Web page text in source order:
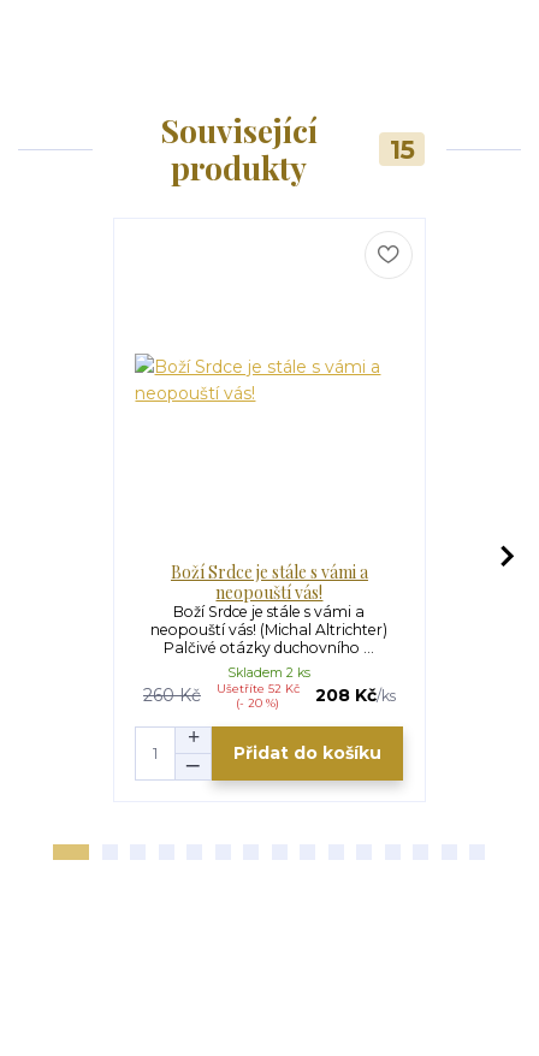
Související
produkty
15
Boží Srdce je stále s vámi a
neopouští vás!
Boží Srdce je stále s vámi a
neopouští vás! (Michal Altrichter)
Palčivé otázky duchovního ...
260 Kč
Ušetříte 52 Kč
(- 20 %)
208 Kč/ks
Skladem 2 ks
Přidat do košíku